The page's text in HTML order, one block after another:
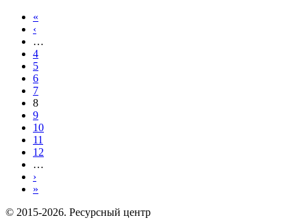
«
‹
…
4
5
6
7
8
9
10
11
12
…
›
»
© 2015-2026. Ресурсный центр